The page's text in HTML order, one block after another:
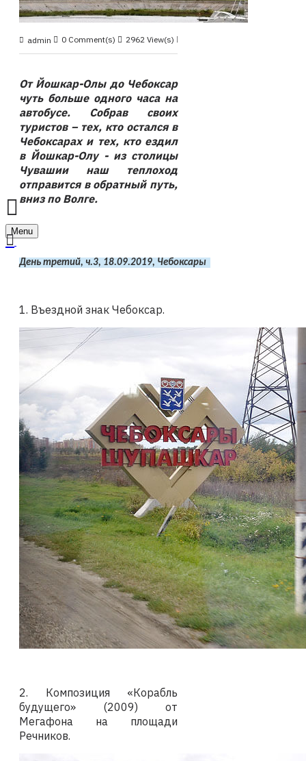
Menu
admin 0 Comment(s) 2962 View(s)
От Йошкар-Олы до Чебоксар
чуть больше одного часа на
автобусе. Собрав своих
туристов – тех, кто остался в
Чебоксарах и тех, кто ездил
в Йошкар-Олу - из столицы
Чувашии наш теплоход
отправится в обратный путь,
вниз по Волге.
День третий, ч.3, 18.09.2019, Чебоксары
1. Въездной знак Чебоксар.
2. Композиция «Корабль
будущего» (2009) от
Мегафона на площади
Речников.